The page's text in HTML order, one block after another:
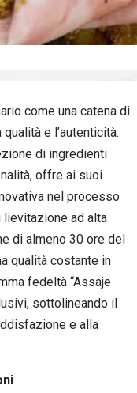
come una catena di
e l’autenticità.
di ingredienti
offre ai suoi
nel processo
lievitazione ad alta
di almeno 30 ore del
qualità costante in
fedeltà “Assaje
sottolineando il
e alla